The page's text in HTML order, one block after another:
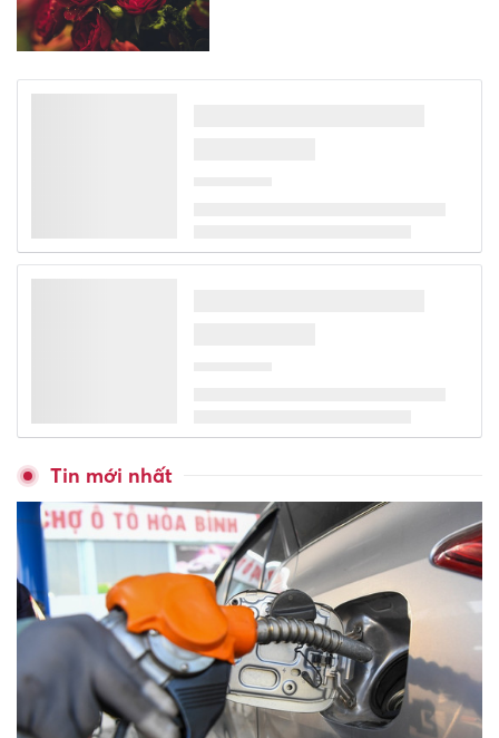
Chiếc áo gây tò mò 'mặc thế
AI có thay thế nhà trị liệu?